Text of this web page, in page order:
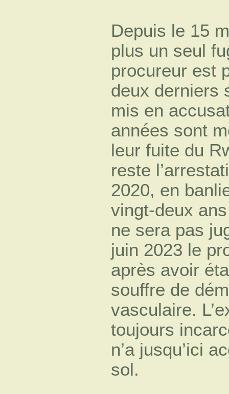
Depuis le 15
plus un seul
procureur est
deux derniers
mis en
années sont
leur fuite du
reste
2020, en
vingt-deux
ne sera pas
juin 2023 le
après avoir
souffre de
vasculaire.
toujours
n’a jusqu’ici
sol.